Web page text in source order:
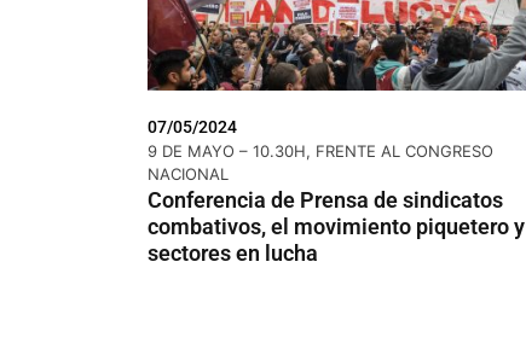
07/05/2024
9 DE MAYO – 10.30H, FRENTE AL CONGRESO
NACIONAL
Conferencia de Prensa de sindicatos
combativos, el movimiento piquetero y
sectores en lucha